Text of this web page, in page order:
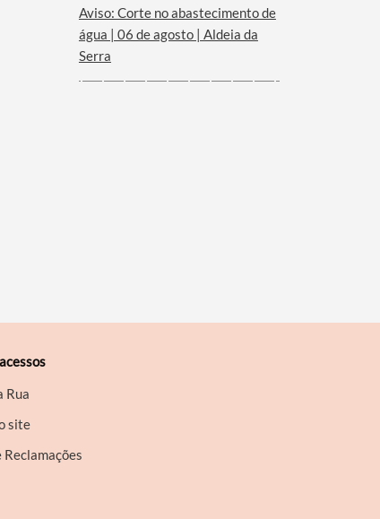
Aviso: Corte no abastecimento de
água | 06 de agosto | Aldeia da
Serra
Rua
site
Reclamações